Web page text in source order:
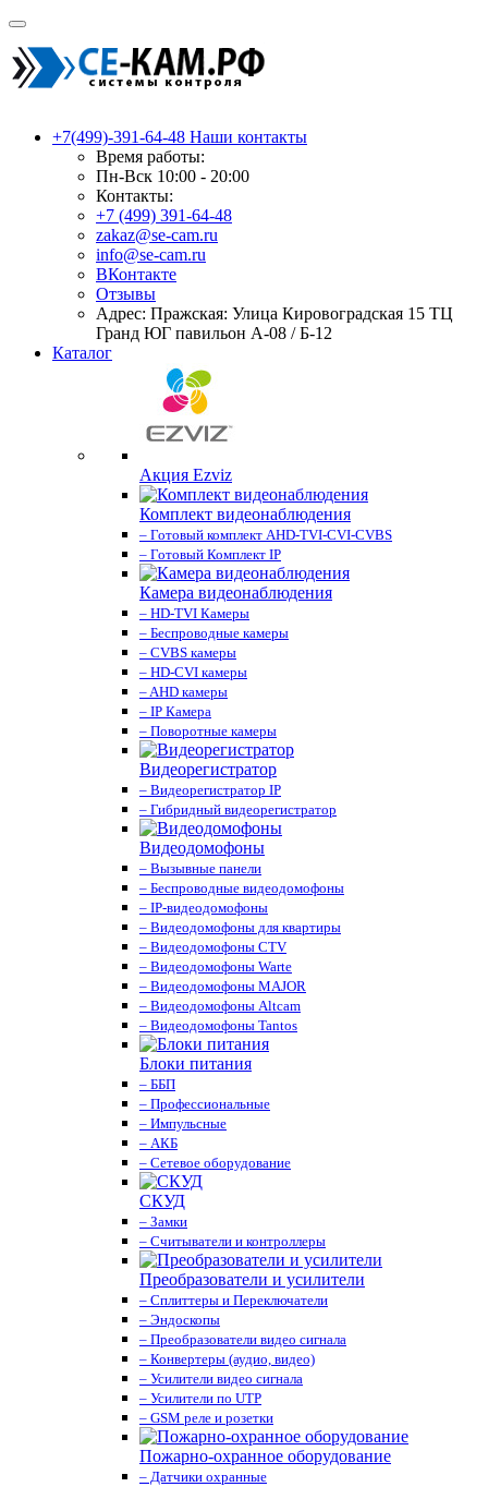
+7(499)-391-64-48 Наши контакты
Время работы:
Пн-Вск 10:00 - 20:00
Контакты:
+7 (499) 391-64-48
zakaz@se-cam.ru
info@se-cam.ru
ВКонтакте
Отзывы
Адрес: Пражская: Улица Кировоградская 15 ТЦ
Гранд ЮГ павильон А-08 / Б-12
Каталог
Акция Ezviz
Комплект видеонаблюдения
– Готовый комплект AHD-TVI-CVI-CVBS
– Готовый Комплект IP
Камера видеонаблюдения
– HD-TVI Камеры
– Беспроводные камеры
– CVBS камеры
– HD-CVI камеры
– AHD камеры
– IP Камера
– Поворотные камеры
Видеорегистратор
– Видеорегистратор IP
– Гибридный видеорегистратор
Видеодомофоны
– Вызывные панели
– Беспроводные видеодомофоны
– IP-видеодомофоны
– Видеодомофоны для квартиры
– Видеодомофоны CTV
– Видеодомофоны Warte
– Видеодомофоны MAJOR
– Видеодомофоны Altcam
– Видеодомофоны Tantos
Блоки питания
– ББП
– Профессиональные
– Импульсные
– АКБ
– Сетевое оборудование
СКУД
– Замки
– Считыватели и контроллеры
Преобразователи и усилители
– Сплиттеры и Переключатели
– Эндоскопы
– Преобразователи видео сигнала
– Конвертеры (аудио, видео)
– Усилители видео сигнала
– Усилители по UTP
– GSM реле и розетки
Пожарно-охранное оборудование
– Датчики охранные